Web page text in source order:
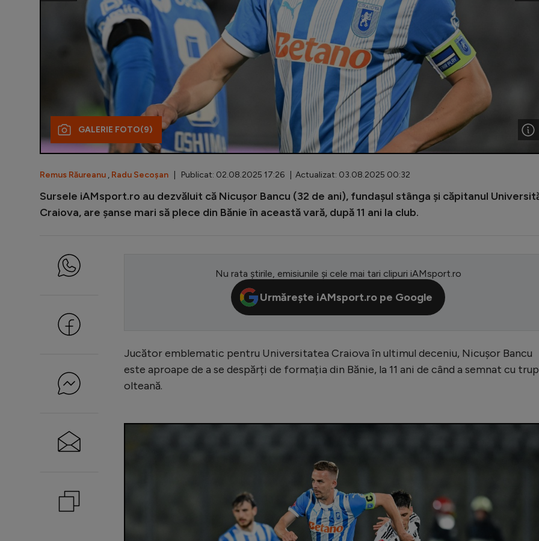
GALERIE FOTO(9)
Remus Răureanu , Radu Secoșan | Publicat: 02.08.2025 17:26 | Actualizat: 03.08.2025 00:32
Sursele iAMsport.ro au dezvăluit că Nicușor Bancu (32 de ani), fundașul stânga și căpitanul
Craiova, are șanse mari să plece din Bănie în această vară, după 11 ani la club.
Nu rata știrile, emisiunile și cele mai tari clipuri iAMsport.ro
Urmărește iAMsport.ro pe Google
Jucător emblematic pentru Universitatea Craiova în ultimul deceniu, Nicușor Bancu
este aproape de a se despărți de formația din Bănie, la 11 ani de când a semnat cu
olteană.